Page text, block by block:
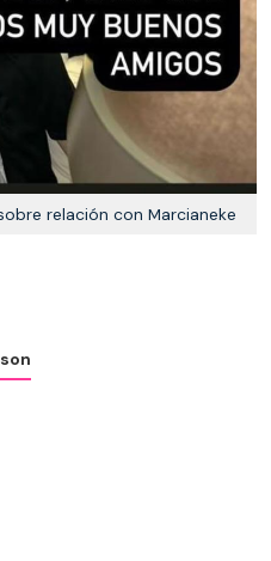
relación con Marcianeke